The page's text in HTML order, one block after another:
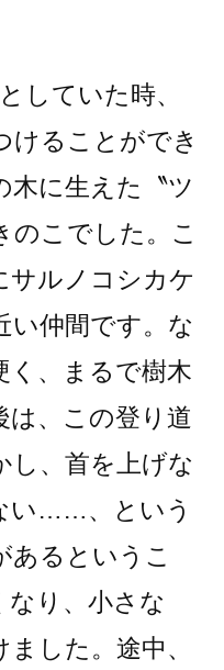
していた時、
けることができ
木に生えた〝ツ
のこでした。こ
サルノコシカケ
い仲間です。な
く、まるで樹木
は、この登り道
し、首を上げな
い……、という
あるというこ
なり、小さな
した。途中、